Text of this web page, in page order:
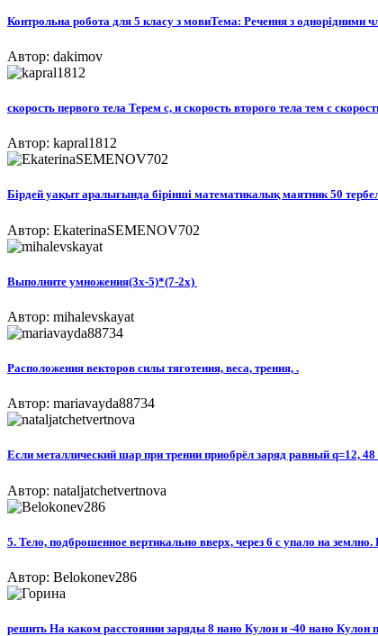
Контрольна робота для 5 класу з мовиТема: Речення з однорідними
Автор: dakimov
скорость первого тела Терем с, и скорость второго тела тем с
Автор: kapral1812
Бірдей уақыт аралығында бірінші математикалық маятник 50
Автор: EkaterinaSEMENOV702
Выполните умножения(3х-5)*(7-2х) ​
Автор: mihalevskayat
Расположения векторов силы тяготения, веса, трения, .
Автор: mariavayda88734
Если металлический шар при трении приобрёл заряд равный q=12,
Автор: nataljatchetvertnova
5. Тело, подброшенное вертикально вверх, через 6 с упало на
Автор: Belokonev286
решить На каком расстоянии заряды 8 нано Кулон и -40 нано Кулон